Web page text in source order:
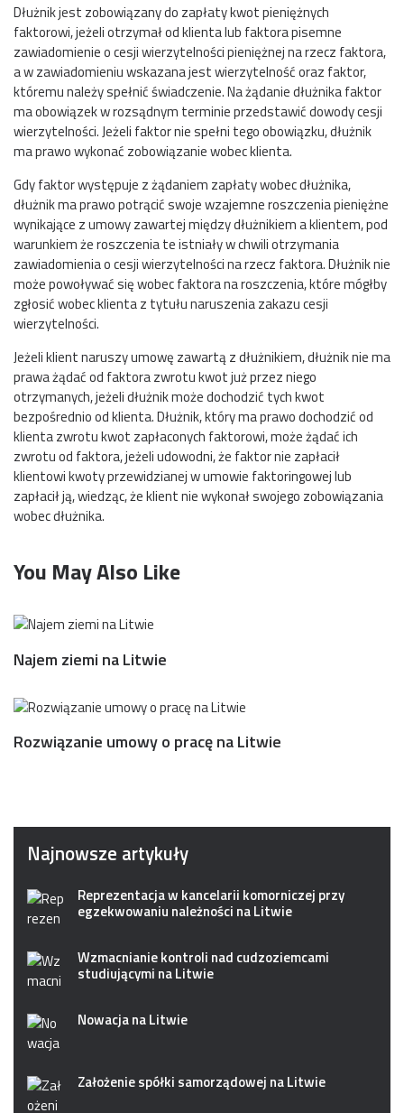
Dłużnik jest zobowiązany do zapłaty kwot pieniężnych
faktorowi, jeżeli otrzymał od klienta lub faktora pisemne
zawiadomienie o cesji wierzytelności pieniężnej na rzecz faktora,
a w zawiadomieniu wskazana jest wierzytelność oraz faktor,
któremu należy spełnić świadczenie. Na żądanie dłużnika faktor
ma obowiązek w rozsądnym terminie przedstawić dowody cesji
wierzytelności. Jeżeli faktor nie spełni tego obowiązku, dłużnik
ma prawo wykonać zobowiązanie wobec klienta.
Gdy faktor występuje z żądaniem zapłaty wobec dłużnika,
dłużnik ma prawo potrącić swoje wzajemne roszczenia pieniężne
wynikające z umowy zawartej między dłużnikiem a klientem, pod
warunkiem że roszczenia te istniały w chwili otrzymania
zawiadomienia o cesji wierzytelności na rzecz faktora. Dłużnik nie
może powoływać się wobec faktora na roszczenia, które mógłby
zgłosić wobec klienta z tytułu naruszenia zakazu cesji
wierzytelności.
Jeżeli klient naruszy umowę zawartą z dłużnikiem, dłużnik nie ma
prawa żądać od faktora zwrotu kwot już przez niego
otrzymanych, jeżeli dłużnik może dochodzić tych kwot
bezpośrednio od klienta. Dłużnik, który ma prawo dochodzić od
klienta zwrotu kwot zapłaconych faktorowi, może żądać ich
zwrotu od faktora, jeżeli udowodni, że faktor nie zapłacił
klientowi kwoty przewidzianej w umowie faktoringowej lub
zapłacił ją, wiedząc, że klient nie wykonał swojego zobowiązania
wobec dłużnika.
You May Also Like
Najem ziemi na Litwie
Rozwiązanie umowy o pracę na Litwie
Najnowsze artykuły
Reprezentacja w kancelarii komorniczej przy
egzekwowaniu należności na Litwie
Wzmacnianie kontroli nad cudzoziemcami
studiującymi na Litwie
Nowacja na Litwie
Założenie spółki samorządowej na Litwie